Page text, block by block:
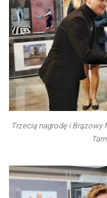
Trzecią nagrodę i Brązowy